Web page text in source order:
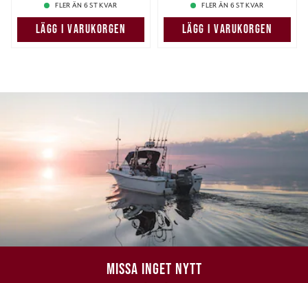
FLER ÄN 6 ST KVAR
LÄGG I VARUKORGEN
FLER ÄN 6 ST KVAR
LÄGG I VARUKORGEN
MISSA INGET NYTT